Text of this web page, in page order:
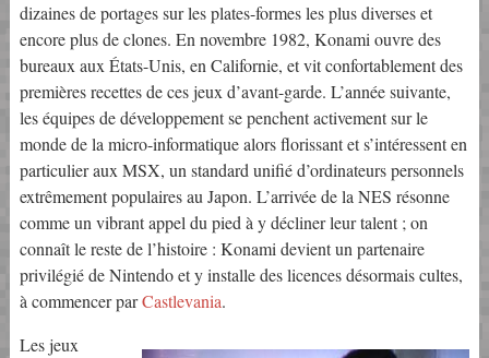
dizaines de portages sur les plates-formes les plus diverses et
encore plus de clones. En novembre 1982, Konami ouvre des
bureaux aux États-Unis, en Californie, et vit confortablement des
premières recettes de ces jeux d’avant-garde. L’année suivante,
les équipes de développement se penchent activement sur le
monde de la micro-informatique alors florissant et s’intéressent en
particulier aux MSX, un standard unifié d’ordinateurs personnels
extrêmement populaires au Japon. L’arrivée de la NES résonne
comme un vibrant appel du pied à y décliner leur talent ; on
connaît le reste de l’histoire : Konami devient un partenaire
privilégié de Nintendo et y installe des licences désormais cultes,
à commencer parCastlevania.
Les jeux